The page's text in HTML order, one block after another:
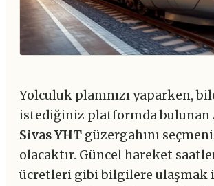
Yolculuk planınızı yaparken,
istediğiniz platformda bulunan
Sivas YHT güzergahını
olacaktır. Güncel hareket
ücretleri gibi bilgilere ulaşmak